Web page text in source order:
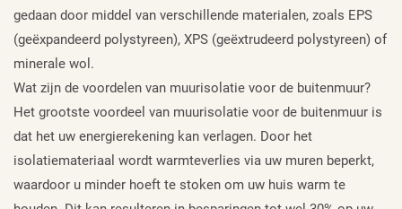
gedaan door middel van verschillende materialen, zoals EPS
(geëxpandeerd polystyreen), XPS (geëxtrudeerd polystyreen) of
minerale wol.
Wat zijn de voordelen van muurisolatie voor de buitenmuur?
Het grootste voordeel van muurisolatie voor de buitenmuur is
dat het uw energierekening kan verlagen. Door het
isolatiemateriaal wordt warmteverlies via uw muren beperkt,
waardoor u minder hoeft te stoken om uw huis warm te